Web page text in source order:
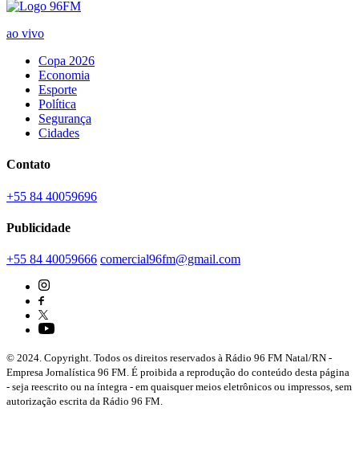
ao vivo
Copa 2026
Economia
Esporte
Política
Segurança
Cidades
Contato
+55 84 40059696
Publicidade
+55 84 40059666 comercial96fm@gmail.com
© 2024. Copyright. Todos os direitos reservados à Rádio 96 FM Natal/RN -
Empresa Jornalística 96 FM. É proibida a reprodução do conteúdo desta página
- seja reescrito ou na íntegra - em quaisquer meios eletrônicos ou impressos, sem
autorização escrita da Rádio 96 FM.